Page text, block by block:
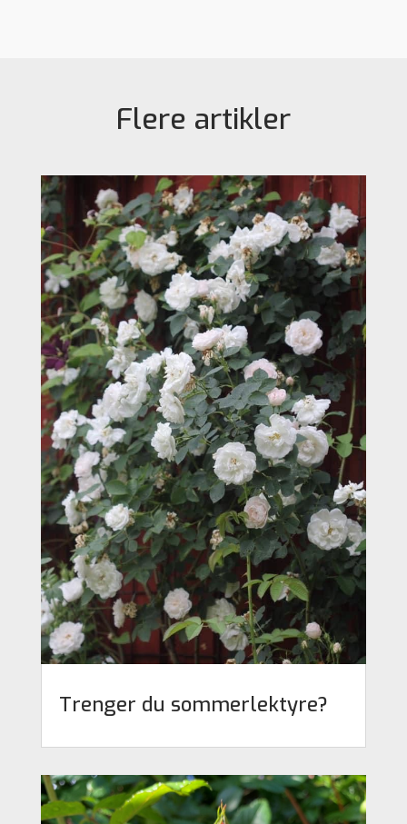
Flere artikler
Trenger du sommerlektyre?